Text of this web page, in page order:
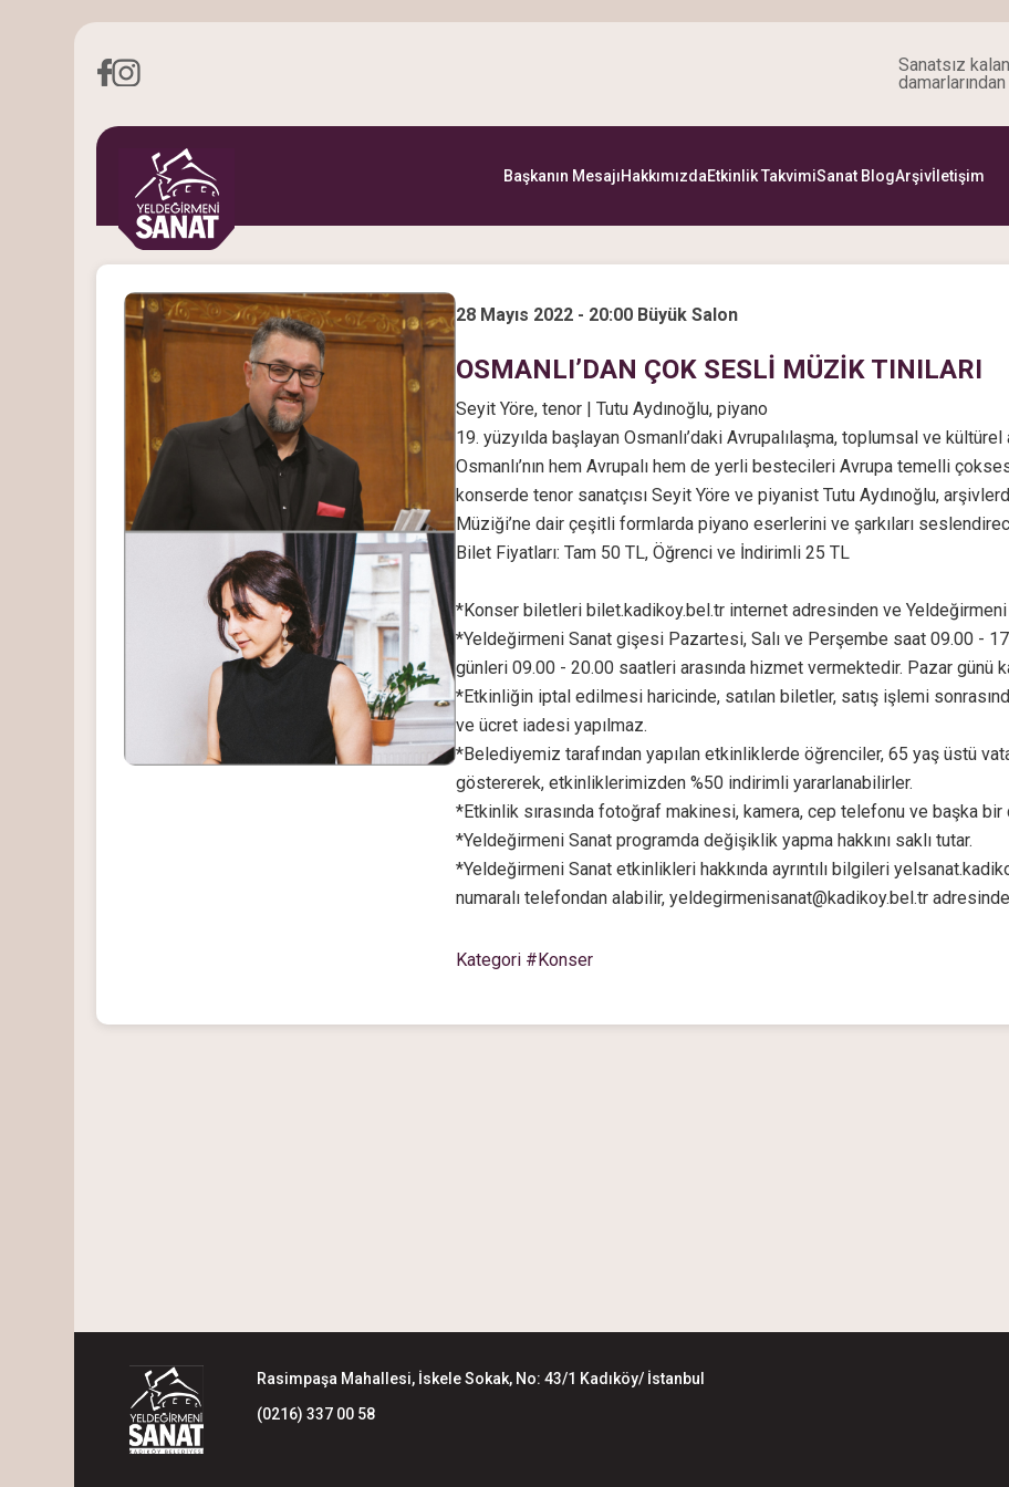
Sanatsız
Başkanın MesajıHakkımızdaEtkinlik TakvimiSanat BlogArşivİletişim
28 Mayıs 2022 - 20:00 Büyük Salon
OSMANLI’DAN ÇOK SESLİ MÜZİK TINILARI
Seyit Yöre, tenor | Tutu Aydınoğlu, piyano
19. yüzyılda başlayan Osmanlı’daki Avrupalılaşma, toplumsal ve
Osmanlı’nın hem Avrupalı hem de yerli bestecileri Avrupa temelli
konserde tenor sanatçısı Seyit Yöre ve piyanist Tutu Aydınoğlu,
Müziği’ne dair çeşitli formlarda piyano eserlerini ve şarkıları
Bilet Fiyatları: Tam 50 TL, Öğrenci ve İndirimli 25 TL
*Konser biletleri bilet.kadikoy.bel.tr internet adresinden ve Yeldeğirmeni
*Yeldeğirmeni Sanat gişesi Pazartesi, Salı ve Perşembe saat 09.00 -
günleri 09.00 - 20.00 saatleri arasında hizmet vermektedir. Pazar günü
*Etkinliğin iptal edilmesi haricinde, satılan biletler, satış işlemi
ve ücret iadesi yapılmaz.
*Belediyemiz tarafından yapılan etkinliklerde öğrenciler, 65 yaş üstü
göstererek, etkinliklerimizden %50 indirimli yararlanabilirler.
*Etkinlik sırasında fotoğraf makinesi, kamera, cep telefonu ve başka bir
*Yeldeğirmeni Sanat programda değişiklik yapma hakkını saklı tutar.
*Yeldeğirmeni Sanat etkinlikleri hakkında ayrıntılı bilgileri
numaralı telefondan alabilir, yeldegirmenisanat@kadikoy.bel.tr
Kategori #Konser
Rasimpaşa Mahallesi, İskele Sokak, No: 43/1 Kadıköy/ İstanbul
(0216) 337 00 58